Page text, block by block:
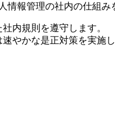
報管理の社内の仕組み
内規則を遵守します。
やかな是正対策を実施し